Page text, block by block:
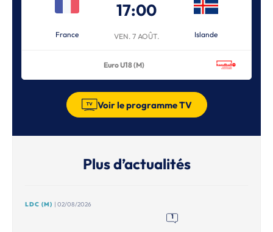
France
17:00
VEN. 7 AOÛT. Islande
Euro U18 (M)
Voir le programme TV
Plus d’actualités
LDC (M) | 02/08/2026
1